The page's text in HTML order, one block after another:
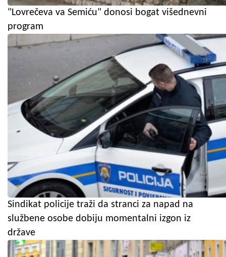
"Lovrečeva va Semiću" donosi bogat višednevni
program
Sindikat policije traži da stranci za napad na
službene osobe dobiju momentalni izgon iz
države